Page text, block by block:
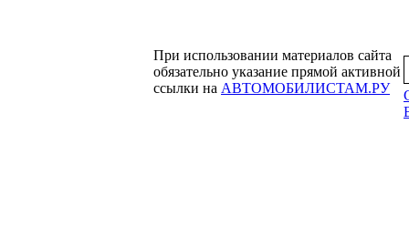
При использовании материалов сайта
обязательно указание прямой активной
ссылки на АВТОМОБИЛИСТАМ.РУ